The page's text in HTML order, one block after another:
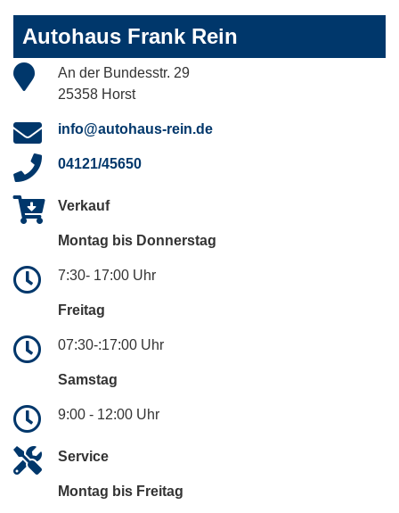
Autohaus Frank Rein
An der Bundesstr. 29
25358 Horst
info@autohaus-rein.de
04121/45650
Verkauf
Montag bis Donnerstag
7:30- 17:00 Uhr
Freitag
07:30-:17:00 Uhr
Samstag
9:00 - 12:00 Uhr
Service
Montag bis Freitag